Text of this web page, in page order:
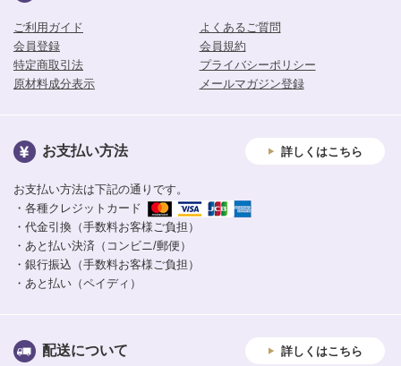
ご利用ガイド
よくあるご質問
会員登録
会員規約
特定商取引法
プライバシーポリシー
原材料成分表示
メールマガジン登録
お支払い方法 詳しくはこちら
お支払い方法は下記の通りです。
・各種クレジットカード
・代金引換（手数料お客様ご負担）
・あと払い決済（コンビニ/郵便）
・銀行振込（手数料お客様ご負担）
・あと払い（ペイディ）
配送について 詳しくはこちら